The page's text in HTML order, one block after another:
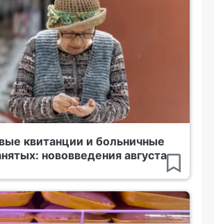
квитанции и больничные
нововведения августа